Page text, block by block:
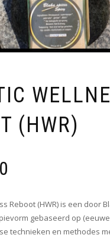
(HWR)
Reboot (HWR) is een door
gebaseerd op
technieken en methodes